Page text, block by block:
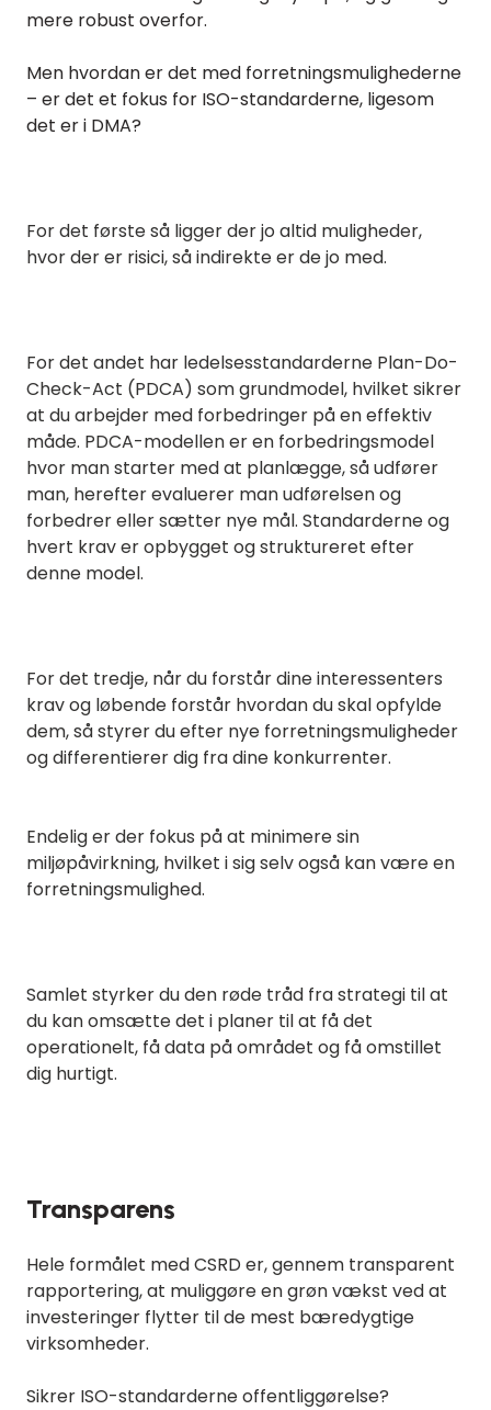
mere robust overfor.
Men hvordan er det med forretningsmulighederne
– er det et fokus for ISO-standarderne, ligesom
det er i DMA?
For det første så ligger der jo altid muligheder,
hvor der er risici, så indirekte er de jo med.
For det andet har ledelsesstandarderne Plan-Do-
Check-Act (PDCA) som grundmodel, hvilket sikrer
at du arbejder med forbedringer på en effektiv
måde. PDCA-modellen er en forbedringsmodel
hvor man starter med at planlægge, så udfører
man, herefter evaluerer man udførelsen og
forbedrer eller sætter nye mål. Standarderne og
hvert krav er opbygget og struktureret efter
denne model.
For det tredje, når du forstår dine interessenters
krav og løbende forstår hvordan du skal opfylde
dem, så styrer du efter nye forretningsmuligheder
og differentierer dig fra dine konkurrenter.
Endelig er der fokus på at minimere sin
miljøpåvirkning, hvilket i sig selv også kan være en
forretningsmulighed.
Samlet styrker du den røde tråd fra strategi til at
du kan omsætte det i planer til at få det
operationelt, få data på området og få omstillet
dig hurtigt.
Transparens
Hele formålet med CSRD er, gennem transparent
rapportering, at muliggøre en grøn vækst ved at
investeringer flytter til de mest bæredygtige
virksomheder.
Sikrer ISO-standarderne offentliggørelse?